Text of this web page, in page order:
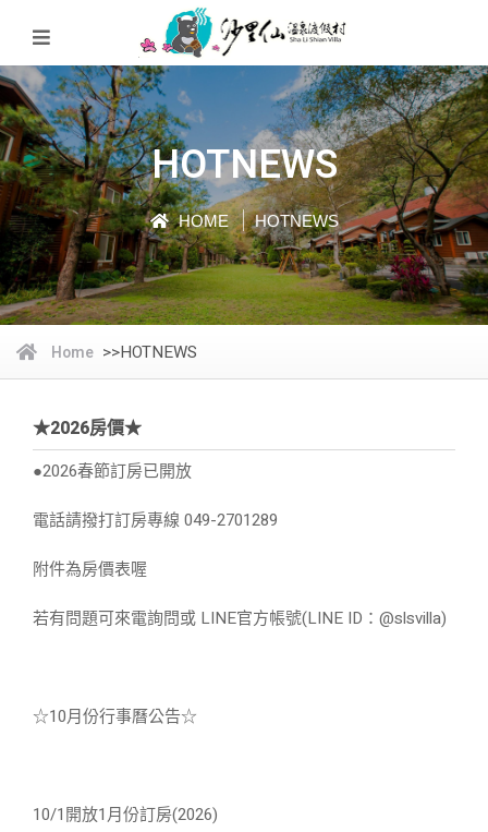
HOTNEWS
HOME HOTNEWS
Home >>HOTNEWS
★2026房價★
●2026春節訂房已開放
電話請撥打訂房專線 049-2701289
附件為房價表喔
若有問題可來電詢問或 LINE官方帳號(LINE ID：@slsvilla)
☆10月份行事曆公告☆
10/1開放1月份訂房(2026)